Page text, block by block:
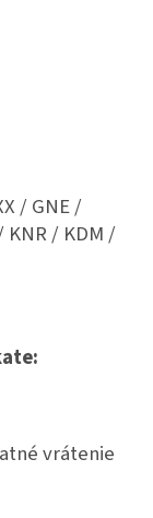
/ GNE /
KNR / KDM /
vrátenie